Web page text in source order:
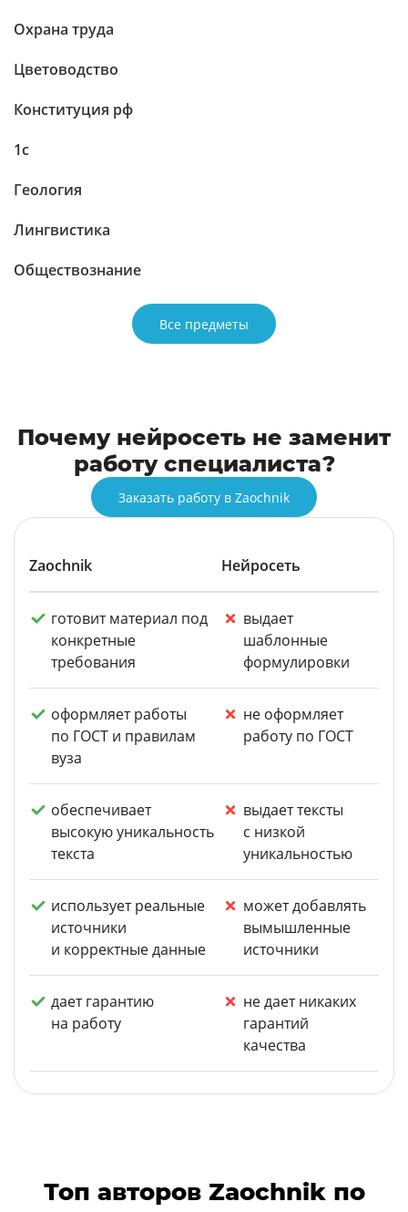
Охрана труда
Цветоводство
Конституция рф
1c
Геология
Лингвистика
Обществознание
Все предметы
Почему нейросеть не заменит
работу специалиста?
Заказать работу в Zaochnik
Zaochnik Нейросеть
готовит материал под
конкретные
требования
выдает
шаблонные
формулировки
оформляет работы
по ГОСТ и правилам
вуза
не оформляет
работу по ГОСТ
обеспечивает
высокую уникальность
текста
выдает тексты
с низкой
уникальностью
использует реальные
источники
и корректные данные
может добавлять
вымышленные
источники
дает гарантию
на работу
не дает никаких
гарантий
качества
Топ авторов Zaochnik по